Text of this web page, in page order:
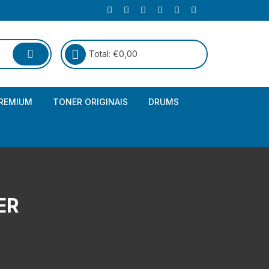
Total: €0,00
TONER ORIGINAIS DRUMS